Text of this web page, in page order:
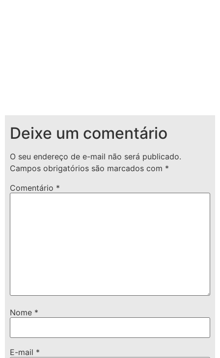
Deixe um comentário
O seu endereço de e-mail não será publicado.
Campos obrigatórios são marcados com *
Comentário *
Nome *
E-mail *